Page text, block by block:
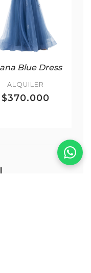
Blue Dress
ALQUILER
$370.000